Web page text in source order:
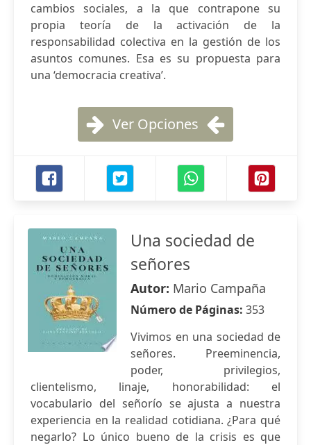
cambios sociales, a la que contrapone su
propia teoría de la activación de la
responsabilidad colectiva en la gestión de los
asuntos comunes. Esa es su propuesta para
una ‘democracia creativa’.
Ver Opciones
Una sociedad de
señores
Autor: Mario Campaña
Número de Páginas: 353
Vivimos en una sociedad de
señores. Preeminencia,
poder, privilegios,
clientelismo, linaje, honorabilidad: el
vocabulario del señorío se ajusta a nuestra
experiencia en la realidad cotidiana. ¿Para qué
negarlo? Lo único bueno de la crisis es que